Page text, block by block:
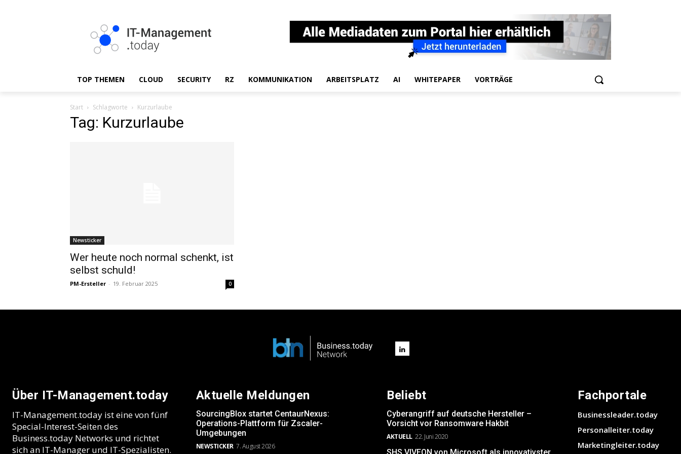
TOP THEMEN CLOUD SECURITY RZ KOMMUNIKATION ARBEITSPLATZ AI WHITEPAPER VORTRÄGE
Start Schlagworte Kurzurlaube
Tag: Kurzurlaube
Newsticker
Wer heute noch normal schenkt, ist
selbst schuld!
PM-Ersteller - 19. Februar 2025 0
Über IT-Management.today
IT-Management.today ist eine von fünf
Special-Interest-Seiten des
Business.today Networks und richtet
sich an IT-Manager und IT-Spezialisten.
Aktuelle Meldungen
SourcingBlox startet CentaurNexus:
Operations-Plattform für Zscaler-
Umgebungen
NEWSTICKER 7. August 2026
Beliebt
Cyberangriff auf deutsche Hersteller –
Vorsicht vor Ransomware Hakbit
AKTUELL 22. Juni 2020
Fachportale
Businessleader.today
Personalleiter.today
Marketingleiter.today